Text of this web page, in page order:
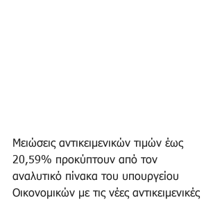
Μειώσεις αντικειμενικών τιμών έως
20,59% προκύπτουν από τον
αναλυτικό πίνακα του υπουργείου
Οικονομικών με τις νέες αντικειμενικές